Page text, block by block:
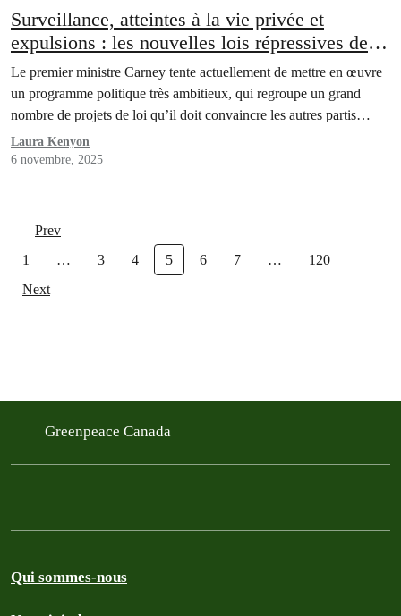
Surveillance, atteintes à la vie privée et
expulsions : les nouvelles lois répressives de
Carney
Le premier ministre Carney tente actuellement de mettre en œuvre
un programme politique très ambitieux, qui regroupe un grand
nombre de projets de loi qu’il doit convaincre les autres partis…
Laura Kenyon
6 novembre, 2025
Prev
1
… 3 4 5 6 7 …
120
Next
Greenpeace Canada
Qui sommes-nous